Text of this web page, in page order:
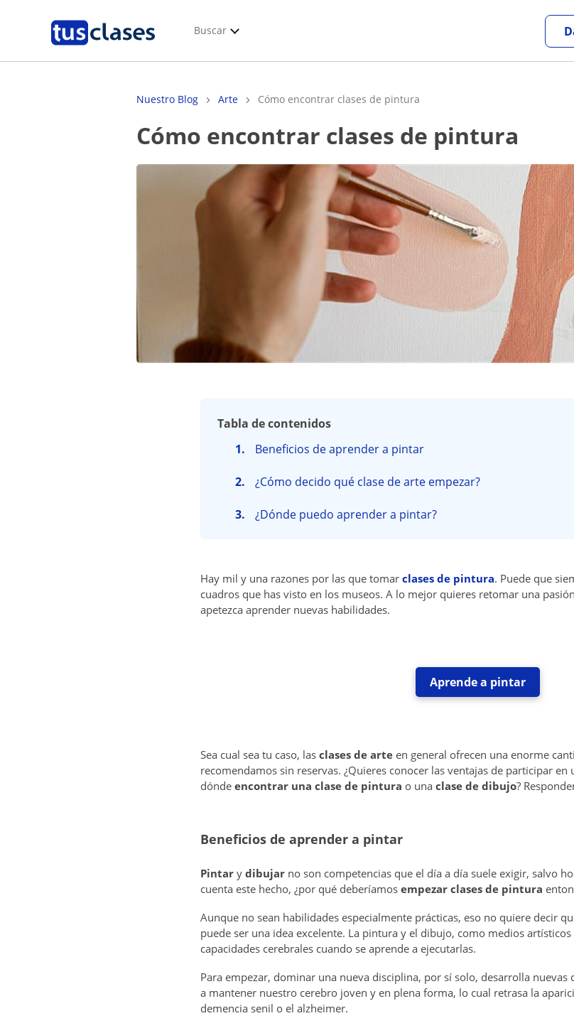
Buscar
Nuestro Blog Arte Cómo encontrar clases de pintura
Cómo encontrar clases de pintura
Tabla de contenidos
Beneficios de aprender a pintar
¿Cómo decido qué clase de arte empezar?
¿Dónde puedo aprender a pintar?
Hay mil y una razones por las que tomar clases de pintura. Puede que
cuadros que has visto en los museos. A lo mejor quieres retomar una
apetezca aprender nuevas habilidades.
Aprende a pintar
Sea cual sea tu caso, las clases de arte en general ofrecen una enorme
recomendamos sin reservas. ¿Quieres conocer las ventajas de participar en
dónde encontrar una clase de pintura o una clase de dibujo?
Beneficios de aprender a pintar
Pintar y dibujar no son competencias que el día a día suele exigir, salvo
cuenta este hecho, ¿por qué deberíamos empezar clases de pintura
Aunque no sean habilidades especialmente prácticas, eso no quiere decir
puede ser una idea excelente. La pintura y el dibujo, como medios
capacidades cerebrales cuando se aprende a ejecutarlas.
Para empezar, dominar una nueva disciplina, por sí solo, desarrolla nuevas
a mantener nuestro cerebro joven y en plena forma, lo cual retrasa la
demencia senil o el alzheimer.